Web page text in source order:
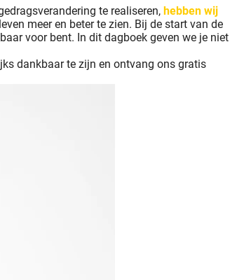
te realiseren, hebben wij
meer en beter te zien. Bij de start van de
voor bent. In dit dagboek geven we je niet
dankbaar te zijn en ontvang ons gratis